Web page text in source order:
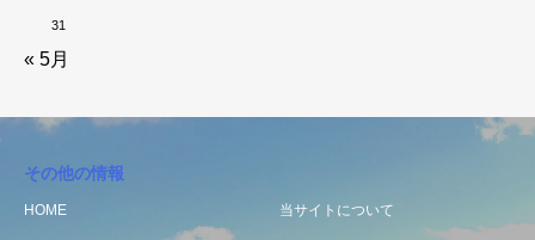
31
« 5月
その他の情報
HOME 当サイトについて